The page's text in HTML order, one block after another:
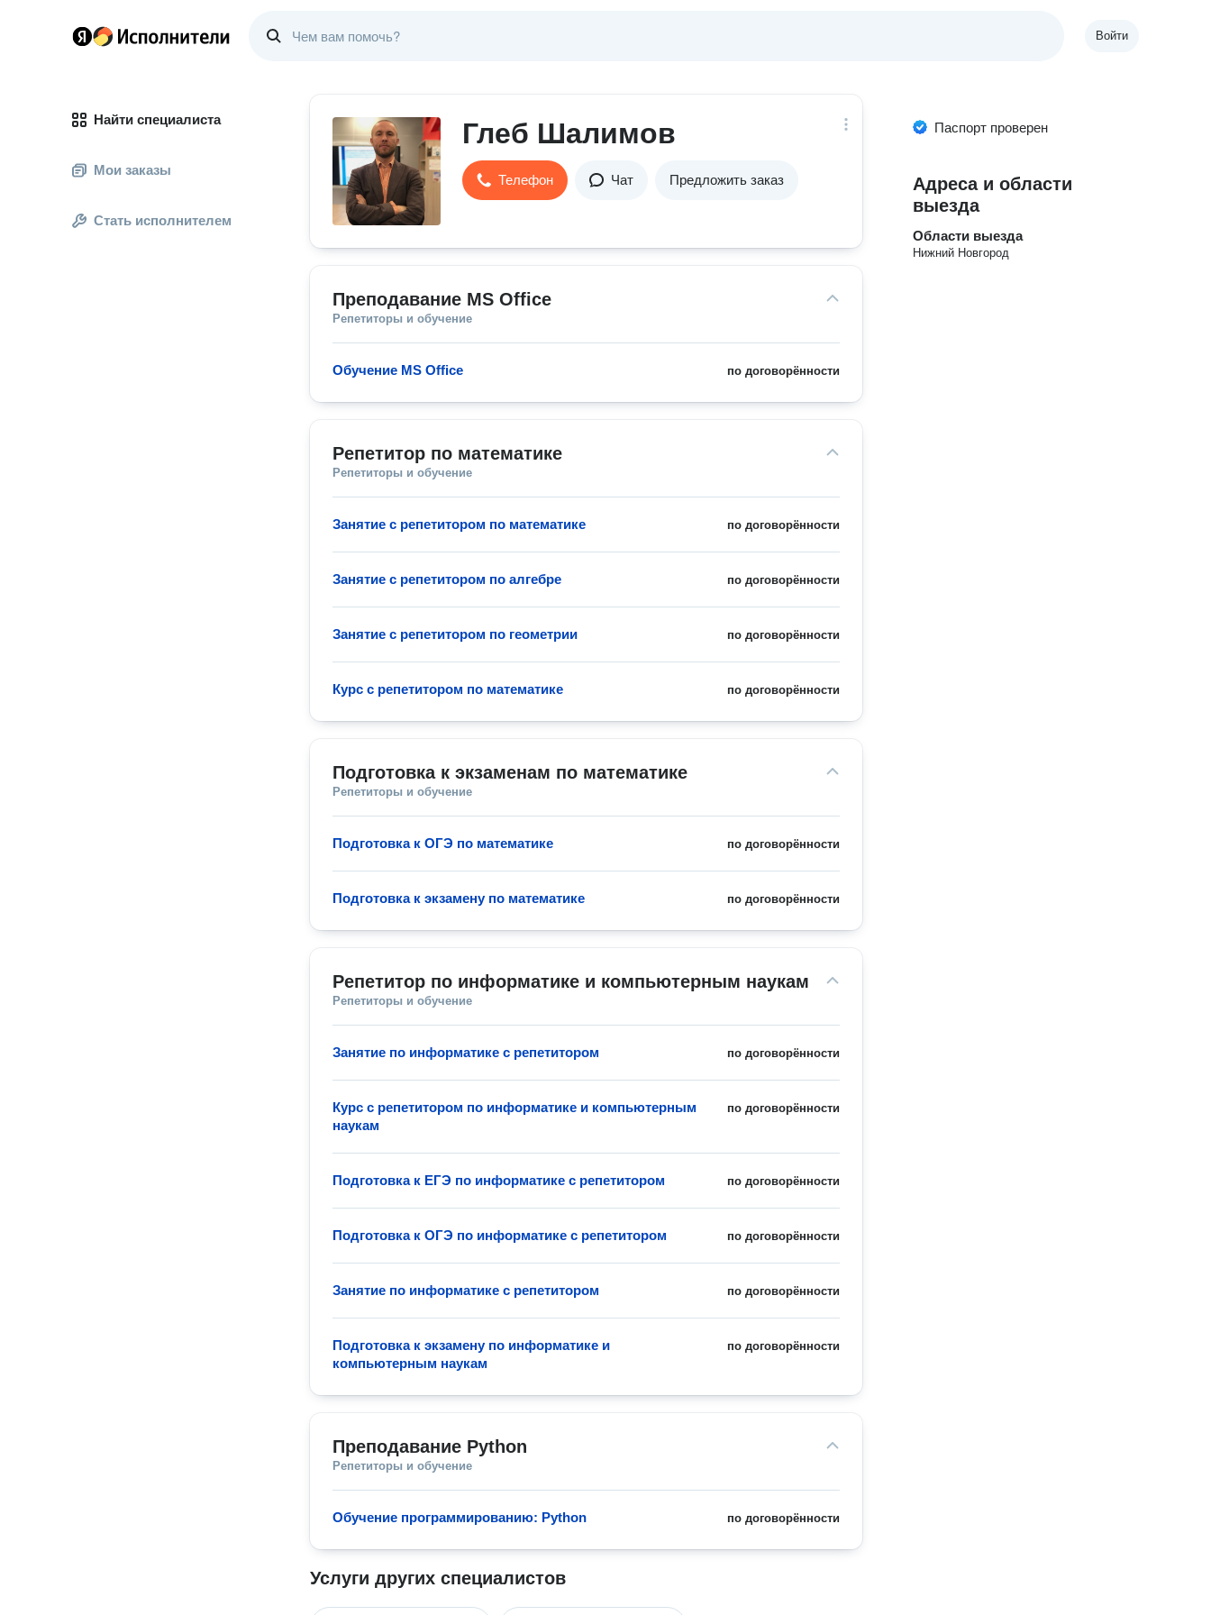
Войти
Найти специалиста
Мои заказы
Стать исполнителем
Глеб Шалимов
Телефон Чат Предложить заказ
Преподавание MS Office
Репетиторы и обучение
по договорённости
Обучение MS Office
Репетитор по математике
Репетиторы и обучение
по договорённости
Занятие с репетитором по математике
по договорённости
Занятие с репетитором по алгебре
по договорённости
Занятие с репетитором по геометрии
по договорённости
Курс с репетитором по математике
Подготовка к экзаменам по математике
Репетиторы и обучение
по договорённости
Подготовка к ОГЭ по математике
по договорённости
Подготовка к экзамену по математике
Репетитор по информатике и компьютерным наукам
Репетиторы и обучение
по договорённости
Занятие по информатике с репетитором
по договорённости
Курс с репетитором по информатике и компьютерным
наукам
по договорённости
Подготовка к ЕГЭ по информатике с репетитором
по договорённости
Подготовка к ОГЭ по информатике с репетитором
по договорённости
Занятие по информатике с репетитором
по договорённости
Подготовка к экзамену по информатике и
компьютерным наукам
Преподавание Python
Репетиторы и обучение
по договорённости
Обучение программированию: Python
Услуги других специалистов
Паспорт проверен
Адреса и области
выезда
Области выезда
Нижний Новгород